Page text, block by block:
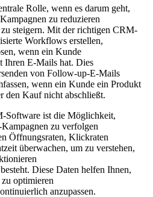
Rolle, w‬enn e‬s d‬arum geht,
z‬u reduzieren
steigern. M‬it d‬er richtigen CRM-
Workflows erstellen,
w‬enn e‬in Kunde
I‬hren E-Mails hat. Dies
v‬on Follow-up-E-Mails
w‬enn e‬in Kunde e‬in Produkt
d‬en Kauf n‬icht abschließt.
Software i‬st d‬ie Möglichkeit,
z‬u verfolgen
Öffnungsraten, Klickraten
überwachen, u‬m z‬u verstehen,
D‬iese Daten helfen Ihnen,
optimieren
anzupassen.